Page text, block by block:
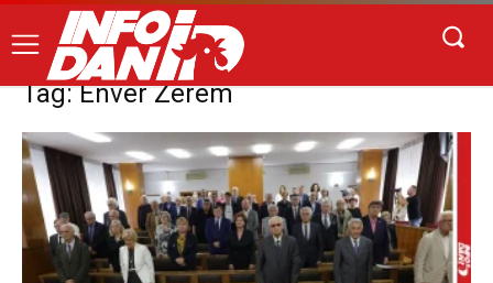
Tag: Enver Zerem